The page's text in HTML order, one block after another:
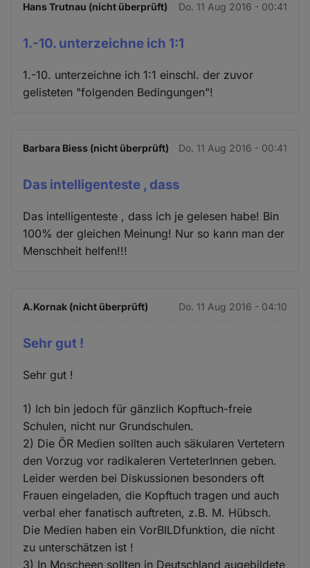
Hans Trutnau (nicht überprüft) Do. 11 Aug 2016 - 00:41
1.-10. unterzeichne ich 1:1
1.-10. unterzeichne ich 1:1 einschl. der zuvor
gelisteten "folgenden Bedingungen"!
Barbara Biess (nicht überprüft) Do. 11 Aug 2016 - 00:41
Das intelligenteste , dass
Das intelligenteste , dass ich je gelesen habe! Bin
100% der gleichen Meinung! Nur so kann man der
Menschheit helfen!!!
A.Kornak (nicht überprüft) Do. 11 Aug 2016 - 04:10
Sehr gut !
Sehr gut !
1) Ich bin jedoch für gänzlich Kopftuch-freie
Schulen, nicht nur Grundschulen.
2) Die ÖR Medien sollten auch säkularen Vertetern
den Vorzug vor radikaleren VerteterInnen geben.
Leider werden bei Diskussionen besonders oft
Frauen eingeladen, die Kopftuch tragen und auch
verbal eher fanatisch auftreten, z.B. M. Hübsch.
Die Medien haben ein VorBILDfunktion, die nicht
zu unterschätzen ist !
3) In Moscheen sollten in Deutschland augebildete